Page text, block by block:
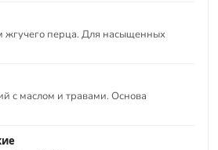
жгучего перца. Для насыщенных
с маслом и травами. Основа